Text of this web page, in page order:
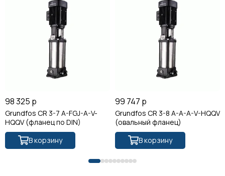
98 325 р
Grundfos CR 3-7 A-FGJ-A-V-
HQQV (фланец по DIN)
В корзину
99 747 р
Grundfos CR 3-8 A-A-A-V-HQQV
(овальный фланец)
В корзину